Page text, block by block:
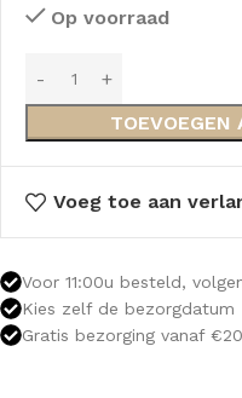
Op voorraad
TOEVOEGEN
Voeg toe aan
Voor 11:00u besteld,
Kies zelf de bezorgdatum
Gratis bezorging vanaf